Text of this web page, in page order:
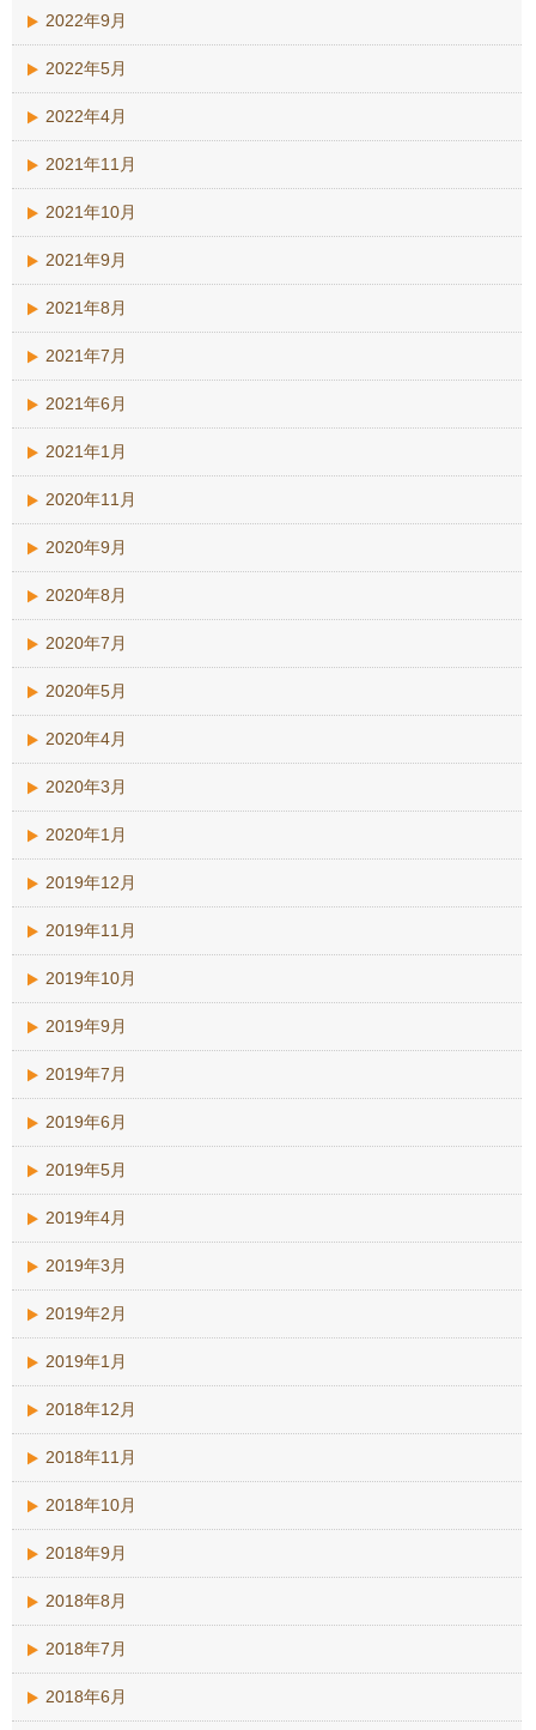
2022年9月
2022年5月
2022年4月
2021年11月
2021年10月
2021年9月
2021年8月
2021年7月
2021年6月
2021年1月
2020年11月
2020年9月
2020年8月
2020年7月
2020年5月
2020年4月
2020年3月
2020年1月
2019年12月
2019年11月
2019年10月
2019年9月
2019年7月
2019年6月
2019年5月
2019年4月
2019年3月
2019年2月
2019年1月
2018年12月
2018年11月
2018年10月
2018年9月
2018年8月
2018年7月
2018年6月